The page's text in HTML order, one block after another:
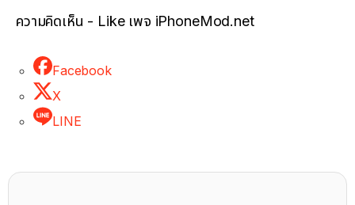
ความคิดเห็น - Like เพจ iPhoneMod.net
Facebook
X
LINE